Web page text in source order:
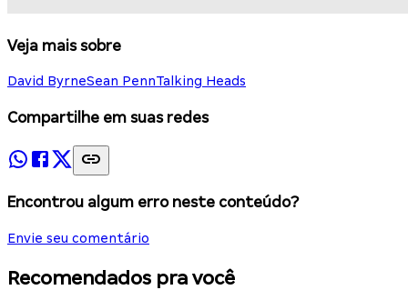
Veja mais sobre
David ByrneSean PennTalking Heads
Compartilhe em suas redes
Encontrou algum erro neste conteúdo?
Envie seu comentário
Recomendados pra você